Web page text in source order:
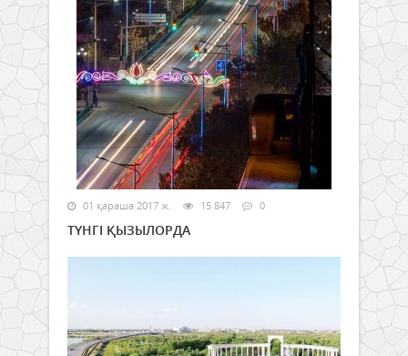
01 қараша 2017 ж. 15 847 0
ТҮНГІ ҚЫЗЫЛОРДА